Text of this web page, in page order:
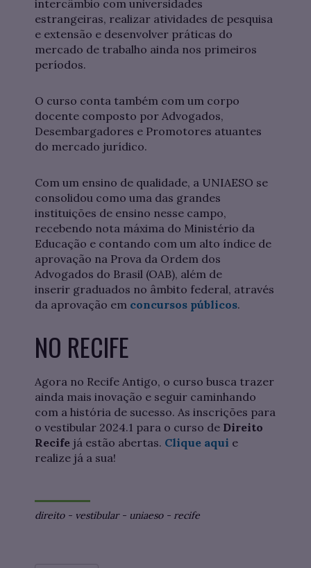
intercâmbio com universidades
estrangeiras, realizar atividades de pesquisa
e extensão e desenvolver práticas do
mercado de trabalho ainda nos primeiros
períodos.
O curso conta também com um corpo
docente composto por Advogados,
Desembargadores e Promotores atuantes
do mercado jurídico.
Com um ensino de qualidade, a UNIAESO se
consolidou como uma das grandes
instituições de ensino nesse campo,
recebendo nota máxima do Ministério da
Educação e contando com um alto índice de
aprovação na Prova da Ordem dos
Advogados do Brasil (OAB), além de
inserir graduados no âmbito federal, através
da aprovação em concursos públicos.
NO RECIFE
Agora no Recife Antigo, o curso busca trazer
ainda mais inovação e seguir caminhando
com a história de sucesso. As inscrições para
o vestibular 2024.1 para o curso de Direito
Recife já estão abertas. Clique aqui e
realize já a sua!
direito- vestibular- uniaeso- recife